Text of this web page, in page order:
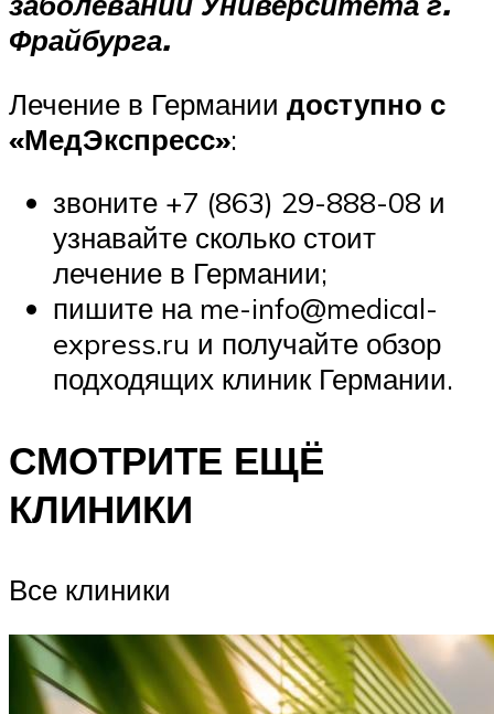
Фрайбурга.
Лечение в Германии доступно с
«МедЭкспресс»:
звоните +7 (863) 29-888-08 и
узнавайте сколько стоит
лечение в Германии;
пишите на me-info@medical-
express.ru и получайте обзор
подходящих клиник Германии.
СМОТРИТЕ ЕЩЁ
КЛИНИКИ
Все клиники